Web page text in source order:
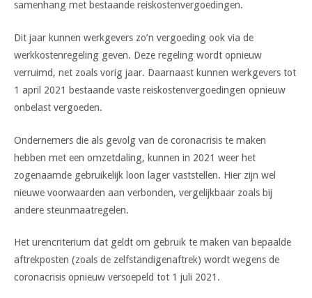
samenhang met bestaande reiskostenvergoedingen.
Dit jaar kunnen werkgevers zo’n vergoeding ook via de
werkkostenregeling geven. Deze regeling wordt opnieuw
verruimd, net zoals vorig jaar. Daarnaast kunnen werkgevers tot
1 april 2021 bestaande vaste reiskostenvergoedingen opnieuw
onbelast vergoeden.
Ondernemers die als gevolg van de coronacrisis te maken
hebben met een omzetdaling, kunnen in 2021 weer het
zogenaamde gebruikelijk loon lager vaststellen. Hier zijn wel
nieuwe voorwaarden aan verbonden, vergelijkbaar zoals bij
andere steunmaatregelen.
Het urencriterium dat geldt om gebruik te maken van bepaalde
aftrekposten (zoals de zelfstandigenaftrek) wordt wegens de
coronacrisis opnieuw versoepeld tot 1 juli 2021.